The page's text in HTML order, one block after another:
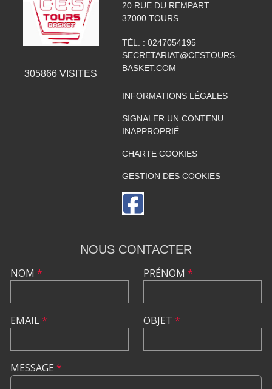
305866 VISITES
20 RUE DU REMPART
37000 TOURS
TÉL. : 0247054195
SECRETARIAT@CESTOURS-
BASKET.COM
INFORMATIONS LÉGALES
SIGNALER UN CONTENU
INAPPROPRIÉ
CHARTE COOKIES
GESTION DES COOKIES
NOUS CONTACTER
NOM *
EMAIL*
PRÉNOM *
OBJET *
MESSAGE *